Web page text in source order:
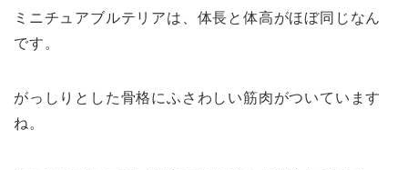
ミニチュアブルテリアは、体長と体高がほぼ同じなん
です。
がっしりとした骨格にふさわしい筋肉がついています
ね。